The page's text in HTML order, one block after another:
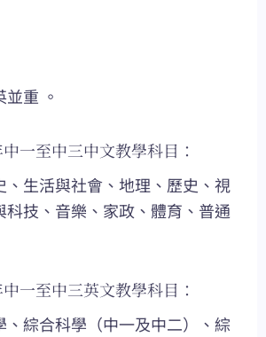
重 。
一至中三中文教學科目：
、生活與社會、地理、歷史、視
科技、音樂、家政、體育、普通
一至中三英文教學科目：
、綜合科學（中一及中二）、綜